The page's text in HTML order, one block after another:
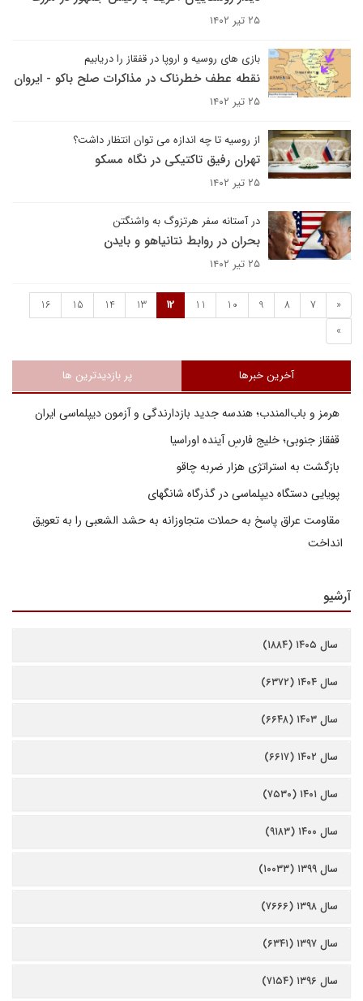
۲۵ تیر ۱۴۰۲
بازی های روسیه و اروپا در قفقاز را دریابیم
نقطه عطف خطرناک در مذاکرات صلح باکو - ایروان
۲۵ تیر ۱۴۰۲
از روسیه تا چه اندازه می توان انتظار داشت؟
تهران رفیق تاکتیکی در نگاه مسکو
۲۵ تیر ۱۴۰۲
در آستانه سفر هرتزوگ به واشنگتن
بحران در روابط نتانیاهو و بایدن
۲۵ تیر ۱۴۰۲
«
7
8
9
10
11
12
13
14
15
16
»
آخرین خبرها پر بازدیدترین ها
هرمز و باب‌المندب؛ هندسه جدید بازدارندگی و آزمون دیپلماسی ایران
قفقاز جنوبی؛ خلیج فارسِ آینده اوراسیا
بازگشت به استراتژی هزار ضربه چاقو
پویایی دستگاه دیپلماسی در گذرگاه شانگهای
مقاومت عراق پاسخ به حملات متجاوزانه به حشد الشعبی را به تعویق
انداخت
آرشیو
سال ۱۴۰۵ (۱۸۸۴)
سال ۱۴۰۴ (۶۳۷۲)
سال ۱۴۰۳ (۶۶۴۸)
سال ۱۴۰۲ (۶۶۱۷)
سال ۱۴۰۱ (۷۵۳۰)
سال ۱۴۰۰ (۹۱۸۳)
سال ۱۳۹۹ (۱۰۰۳۳)
سال ۱۳۹۸ (۷۶۶۶)
سال ۱۳۹۷ (۶۳۴۱)
سال ۱۳۹۶ (۷۱۵۴)